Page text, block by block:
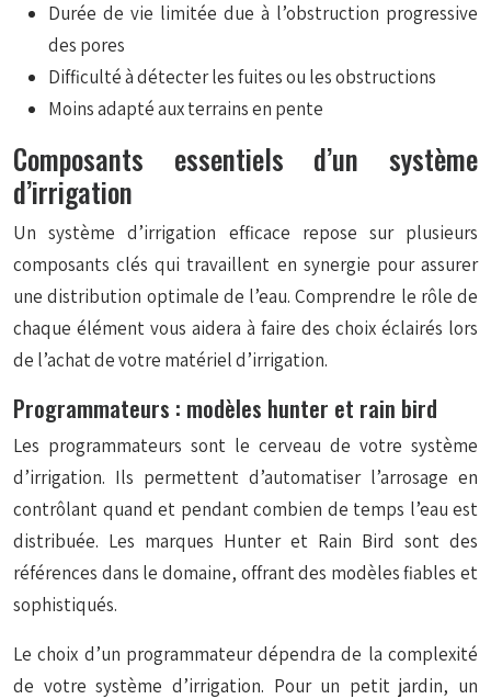
Durée de vie limitée due à l’obstruction progressive
des pores
Difficulté à détecter les fuites ou les obstructions
Moins adapté aux terrains en pente
Composants essentiels d’un système
d’irrigation
Un système d’irrigation efficace repose sur plusieurs
composants clés qui travaillent en synergie pour assurer
une distribution optimale de l’eau. Comprendre le rôle de
chaque élément vous aidera à faire des choix éclairés lors
de l’achat de votre matériel d’irrigation.
Programmateurs : modèles hunter et rain bird
Les programmateurs sont le cerveau de votre système
d’irrigation. Ils permettent d’automatiser l’arrosage en
contrôlant quand et pendant combien de temps l’eau est
distribuée. Les marques Hunter et Rain Bird sont des
références dans le domaine, offrant des modèles fiables et
sophistiqués.
Le choix d’un programmateur dépendra de la complexité
de votre système d’irrigation. Pour un petit jardin, un